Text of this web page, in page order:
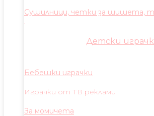
Сушилници, четки за шишета,
Детски
Бебешки играчки
Играчки от ТВ реклами
За момичета